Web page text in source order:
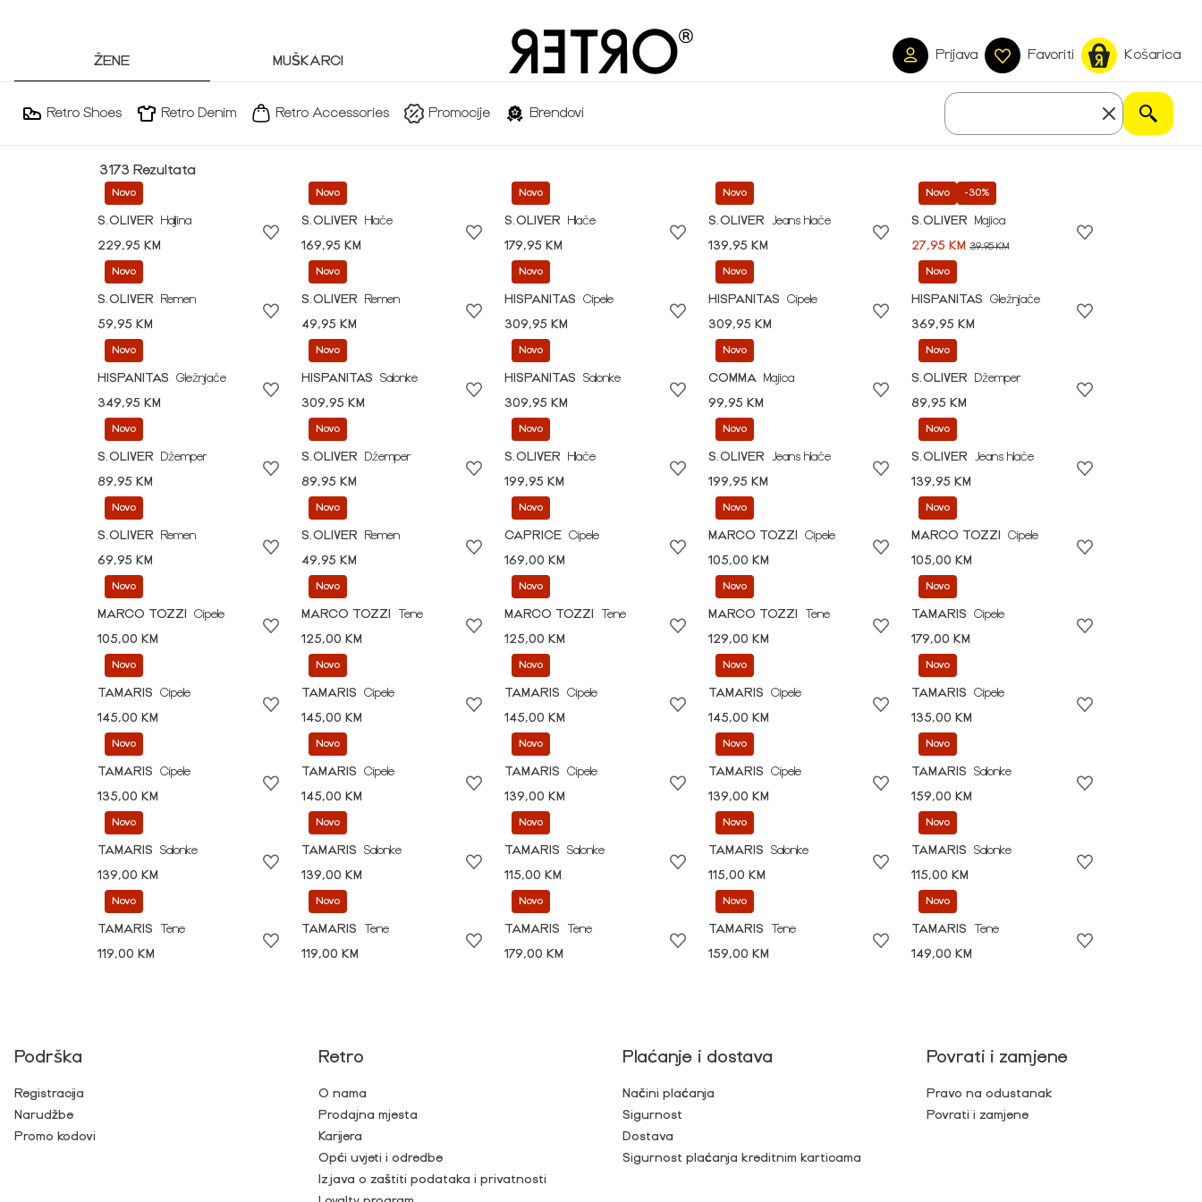
ŽENE MUŠKARCI Prijava Favoriti Košarica
Retro Shoes Retro Denim Retro Accessories Promocije Brendovi
3173 Rezultata
Novo
S.OLIVER
Haljina
229,95 KM
Novo
S.OLIVER
Hlače
169,95 KM
Novo
S.OLIVER
Hlače
179,95 KM
Novo
S.OLIVER
Jeans hlače
139,95 KM
Novo -30%
S.OLIVER
Majica
27,95 KM39,95 KM
Novo
S.OLIVER
Remen
59,95 KM
Novo
S.OLIVER
Remen
49,95 KM
Novo
HISPANITAS
Cipele
309,95 KM
Novo
HISPANITAS
Cipele
309,95 KM
Novo
HISPANITAS
Gležnjače
369,95 KM
Novo
HISPANITAS
Gležnjače
349,95 KM
Novo
HISPANITAS
Salonke
309,95 KM
Novo
HISPANITAS
Salonke
309,95 KM
Novo
COMMA
Majica
99,95 KM
Novo
S.OLIVER
Džemper
89,95 KM
Novo
S.OLIVER
Džemper
89,95 KM
Novo
S.OLIVER
Džemper
89,95 KM
Novo
S.OLIVER
Hlače
199,95 KM
Novo
S.OLIVER
Jeans hlače
199,95 KM
Novo
S.OLIVER
Jeans hlače
139,95 KM
Novo
S.OLIVER
Remen
69,95 KM
Novo
S.OLIVER
Remen
49,95 KM
Novo
CAPRICE Cipele
169,00 KM
Novo
MARCO TOZZI
Cipele
105,00 KM
Novo
MARCO TOZZI
Cipele
105,00 KM
Novo
MARCO TOZZI
Cipele
105,00 KM
Novo
MARCO TOZZI
Tene
125,00 KM
Novo
MARCO TOZZI
Tene
125,00 KM
Novo
MARCO TOZZI
Tene
129,00 KM
Novo
TAMARIS
Cipele
179,00 KM
Novo
TAMARIS
Cipele
145,00 KM
Novo
TAMARIS
Cipele
145,00 KM
Novo
TAMARIS
Cipele
145,00 KM
Novo
TAMARIS
Cipele
145,00 KM
Novo
TAMARIS
Cipele
135,00 KM
Novo
TAMARIS
Cipele
135,00 KM
Novo
TAMARIS
Cipele
145,00 KM
Novo
TAMARIS
Cipele
139,00 KM
Novo
TAMARIS
Cipele
139,00 KM
Novo
TAMARIS
Salonke
159,00 KM
Novo
TAMARIS
Salonke
139,00 KM
Novo
TAMARIS
Salonke
139,00 KM
Novo
TAMARIS
Salonke
115,00 KM
Novo
TAMARIS
Salonke
115,00 KM
Novo
TAMARIS
Salonke
115,00 KM
Novo
TAMARIS
Tene
119,00 KM
Novo
TAMARIS
Tene
119,00 KM
Novo
TAMARIS
Tene
179,00 KM
Novo
TAMARIS
Tene
159,00 KM
Novo
TAMARIS
Tene
149,00 KM
Podrška
Registracija
Narudžbe
Promo kodovi
Retro
O nama
Prodajna mjesta
Karijera
Opći uvjeti i odredbe
Izjava o zaštiti podataka i privatnosti
Plaćanje i dostava
Načini plaćanja
Sigurnost
Dostava
Sigurnost plaćanja kreditnim karticama
Povrati i zamjene
Pravo na odustanak
Povrati i zamjene